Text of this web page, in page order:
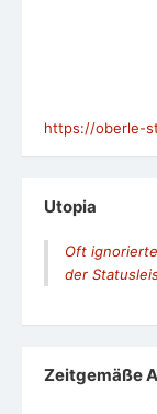
https://oberle-
Utopia
Oft
der
Zeit­ge­mäße